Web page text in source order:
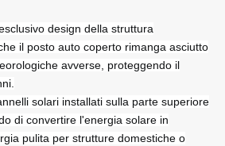
design della struttura
il posto auto coperto rimanga asciutto
avverse, proteggendo il
solari installati sulla parte superiore
di convertire l'energia solare in
pulita per strutture domestiche o